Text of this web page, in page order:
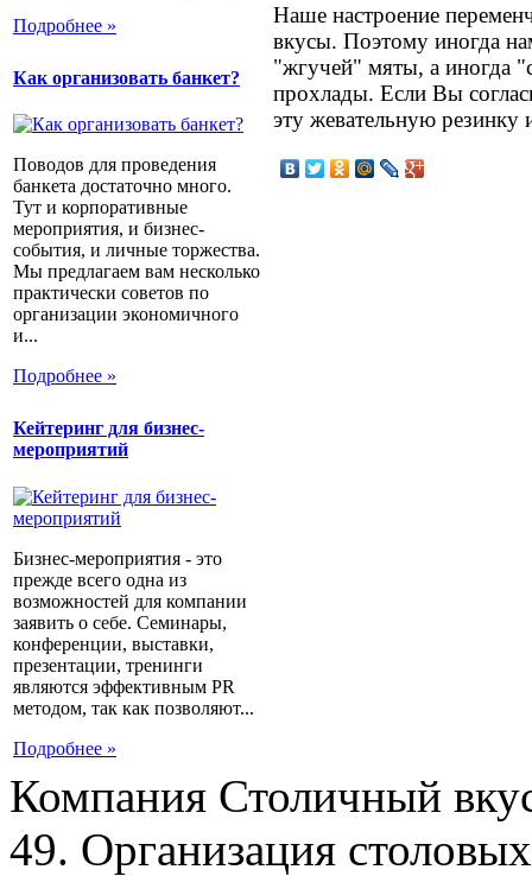
Подробнее »
Как организовать банкет?
Поводов для проведения
банкета достаточно много.
Тут и корпоративные
мероприятия, и бизнес-
события, и личные торжества.
Мы предлагаем вам несколько
практически советов по
организации экономичного
и...
Подробнее »
Кейтеринг для бизнес-
мероприятий
Бизнес-мероприятия - это
прежде всего одна из
возможностей для компании
заявить о себе. Семинары,
конференции, выставки,
презентации, тренинги
являются эффективным PR
методом, так как позволяют...
Подробнее »
Наше настроение
вкусы. Поэтому иногда
"жгучей" мяты, а иногда
прохлады. Если Вы
эту жевательную резинку
Компания Столичный
49. Организация